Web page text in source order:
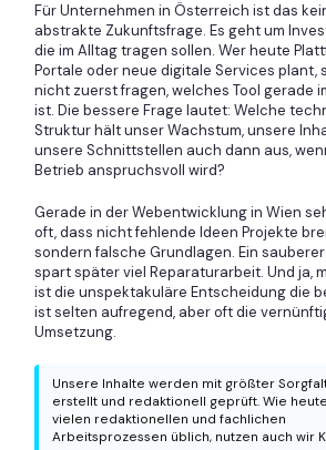
Für Unternehmen in Österreich ist das
abstrakte Zukunftsfrage. Es geht um
die im Alltag tragen sollen. Wer heute
Portale oder neue digitale Services plant,
nicht zuerst fragen, welches Tool gerade
ist. Die bessere Frage lautet: Welche
Struktur hält unser Wachstum, unsere
unsere Schnittstellen auch dann aus,
Betrieb anspruchsvoll wird?
Gerade in der Webentwicklung in Wien
oft, dass nicht fehlende Ideen Projekte
sondern falsche Grundlagen. Ein
spart später viel Reparaturarbeit. Und ja,
ist die unspektakuläre Entscheidung die
ist selten aufregend, aber oft die
Umsetzung.
Unsere Inhalte werden mit größter
erstellt und redaktionell geprüft. Wie
vielen redaktionellen und fachlichen
Arbeitsprozessen üblich, nutzen auch wir